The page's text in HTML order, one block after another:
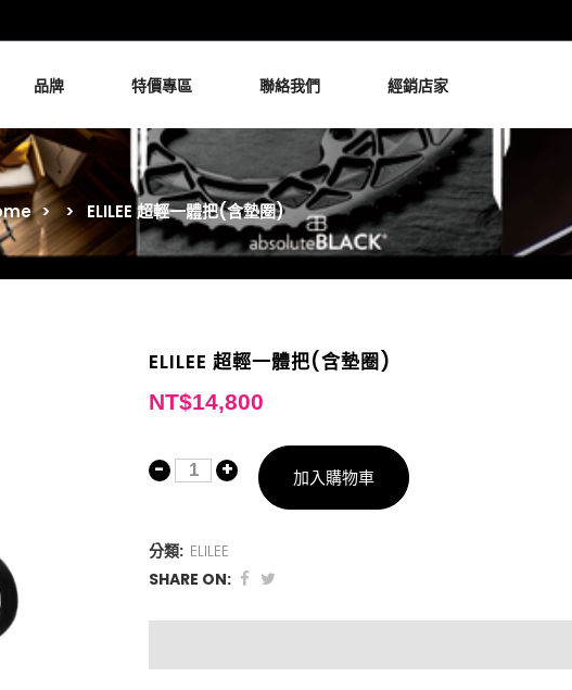
品牌 特價專區 聯絡我們 經銷店家
> > ELILEE 超輕一體把(含墊圈)
ELILEE 超輕一體把(含墊圈)
NT$14,800
加入購物車
分類: ELILEE
SHARE ON: